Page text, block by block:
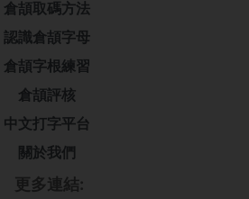
倉頡取碼方法
認識倉頡字母
倉頡字根練習
倉頡評核
中文打字平台
關於我們
更多連結: